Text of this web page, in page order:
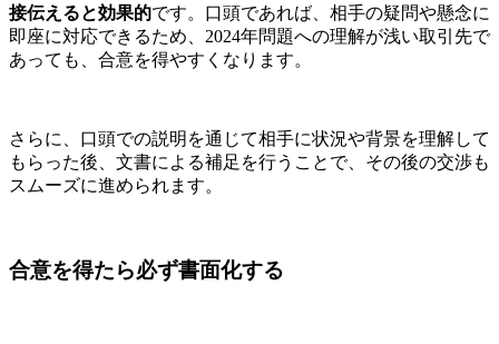
接伝えると効果的です。口頭であれば、相手の疑問や懸念に
即座に対応できるため、2024年問題への理解が浅い取引先で
あっても、合意を得やすくなります。
さらに、口頭での説明を通じて相手に状況や背景を理解して
もらった後、文書による補足を行うことで、その後の交渉も
スムーズに進められます。
合意を得たら必ず書面化する